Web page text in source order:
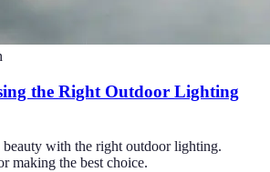
the Right Outdoor Lighting
beauty with the right outdoor lighting.
making the best choice.